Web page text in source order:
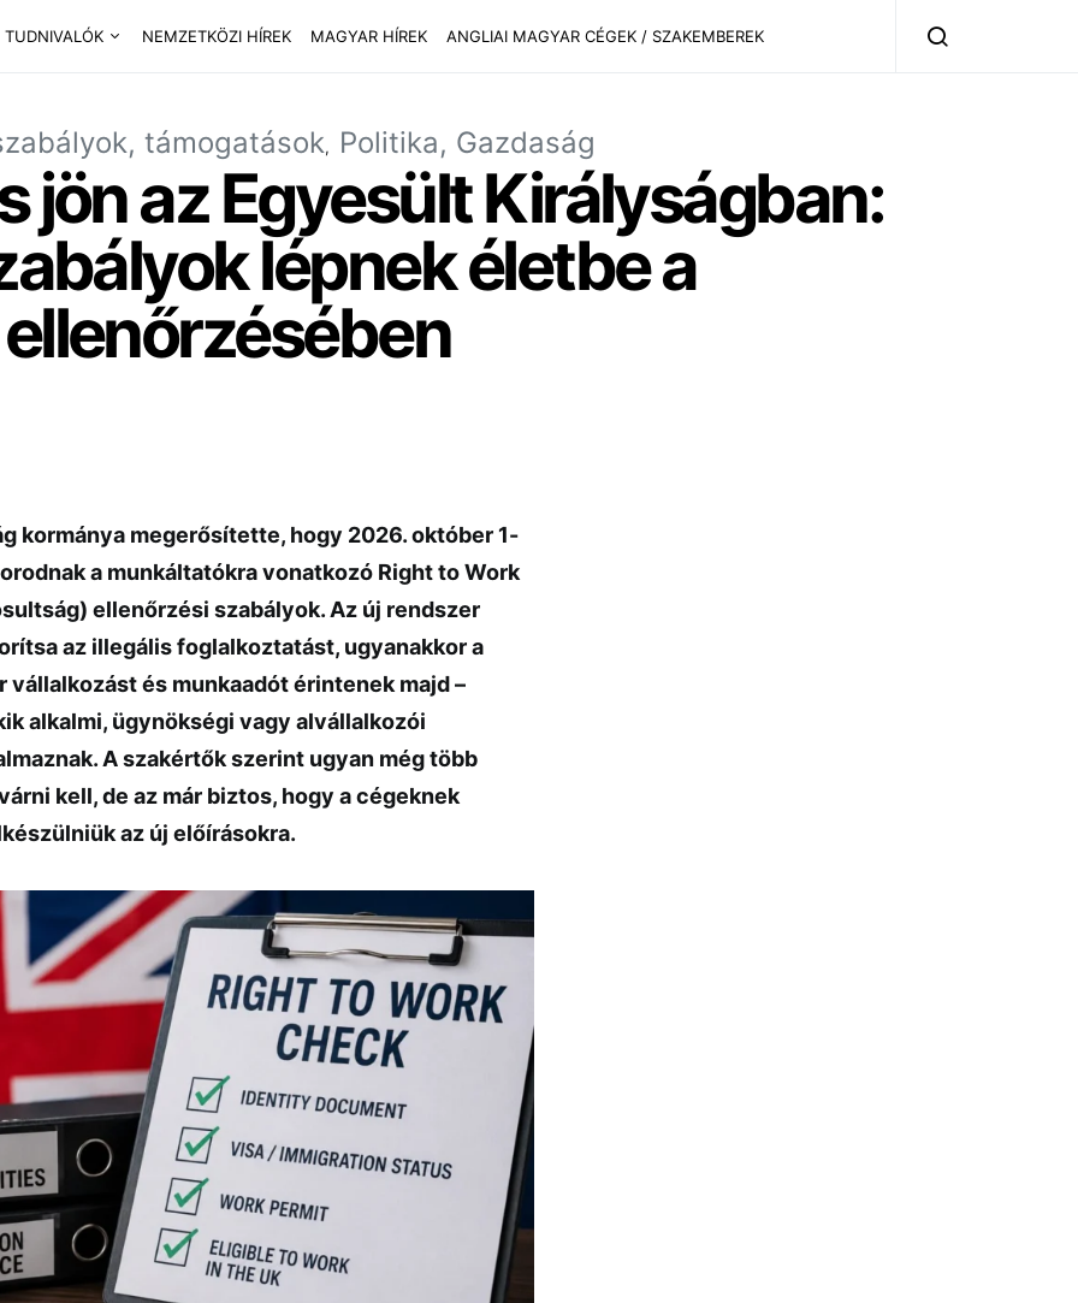
NEMZETKÖZI HÍREK MAGYAR HÍREK ANGLIAI MAGYAR CÉGEK / SZAKEMBEREK
támogatások Politika, Gazdaság
jön az Egyesült Királyságban:
lépnek életbe a
kormánya megerősítette, hogy 2026. október 1-
a munkáltatókra vonatkozó Right to Work
ellenőrzési szabályok. Az új rendszer
az illegális foglalkoztatást, ugyanakkor a
vállalkozást és munkaadót érintenek majd –
alkalmi, ügynökségi vagy alvállalkozói
A szakértők szerint ugyan még több
kell, de az már biztos, hogy a cégeknek
az új előírásokra.